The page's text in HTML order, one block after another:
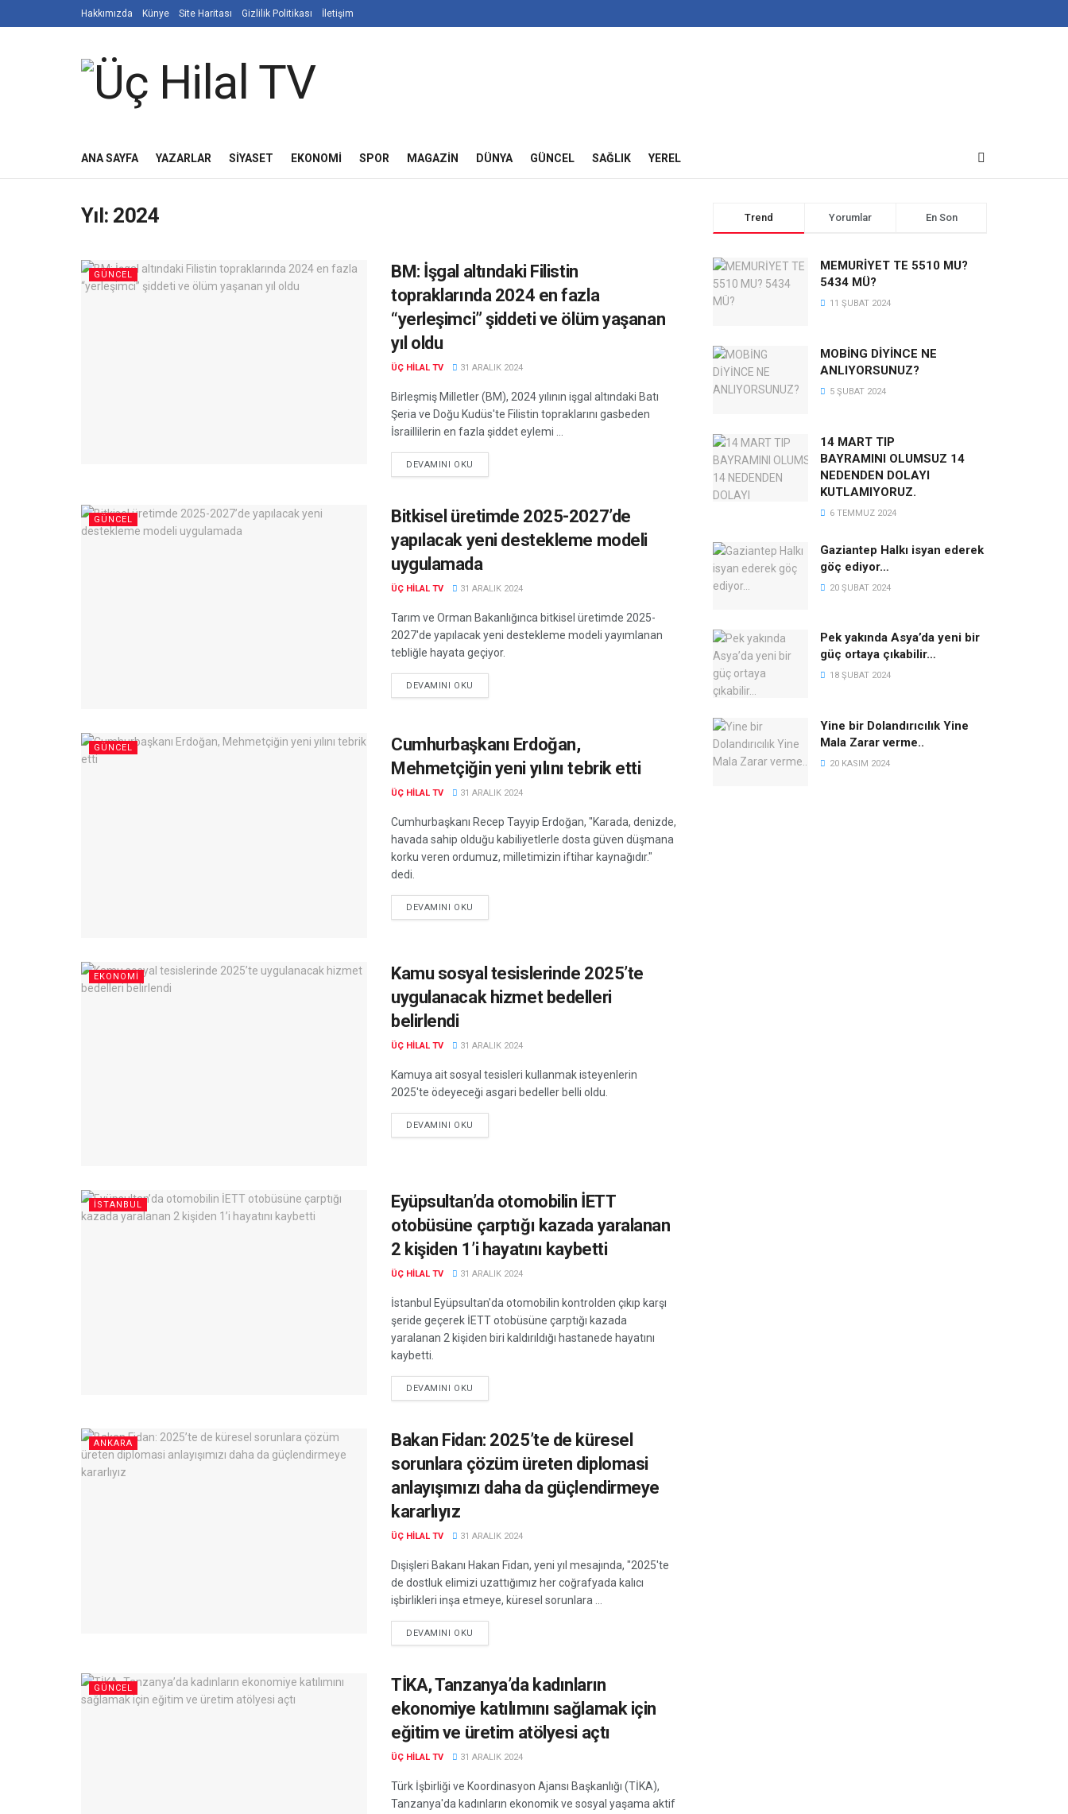
Hakkımızda Künye Site Haritası Gizlilik Politikası İletişim
ANA SAYFA YAZARLAR SIYASET EKONOMI SPOR MAGAZIN DÜNYA GÜNCEL SAĞLIK YEREL
Yıl: 2024
GÜNCEL
BM: İşgal altındaki Filistin
topraklarında 2024 en fazla
“yerleşimci” şiddeti ve ölüm yaşanan
yıl oldu
ÜÇ HILAL TV 31 ARALIK 2024
Birleşmiş Milletler (BM), 2024 yılının işgal altındaki Batı
Şeria ve Doğu Kudüs'te Filistin topraklarını gasbeden
İsraillilerin en fazla şiddet eylemi ...
DEVAMINI OKU
GÜNCEL
Bitkisel üretimde 2025-2027’de
yapılacak yeni destekleme modeli
uygulamada
ÜÇ HILAL TV 31 ARALIK 2024
Tarım ve Orman Bakanlığınca bitkisel üretimde 2025-
2027'de yapılacak yeni destekleme modeli yayımlanan
tebliğle hayata geçiyor.
DEVAMINI OKU
GÜNCEL
Cumhurbaşkanı Erdoğan,
Mehmetçiğin yeni yılını tebrik etti
ÜÇ HILAL TV 31 ARALIK 2024
Cumhurbaşkanı Recep Tayyip Erdoğan, "Karada, denizde,
havada sahip olduğu kabiliyetlerle dosta güven düşmana
korku veren ordumuz, milletimizin iftihar kaynağıdır."
dedi.
DEVAMINI OKU
EKONOMI
Kamu sosyal tesislerinde 2025’te
uygulanacak hizmet bedelleri
belirlendi
ÜÇ HILAL TV 31 ARALIK 2024
Kamuya ait sosyal tesisleri kullanmak isteyenlerin
2025'te ödeyeceği asgari bedeller belli oldu.
DEVAMINI OKU
İSTANBUL
Eyüpsultan’da otomobilin İETT
otobüsüne çarptığı kazada yaralanan
2 kişiden 1’i hayatını kaybetti
ÜÇ HILAL TV 31 ARALIK 2024
İstanbul Eyüpsultan'da otomobilin kontrolden çıkıp karşı
şeride geçerek İETT otobüsüne çarptığı kazada
yaralanan 2 kişiden biri kaldırıldığı hastanede hayatını
kaybetti.
DEVAMINI OKU
ANKARA
Bakan Fidan: 2025’te de küresel
sorunlara çözüm üreten diplomasi
anlayışımızı daha da güçlendirmeye
kararlıyız
ÜÇ HILAL TV 31 ARALIK 2024
Dışişleri Bakanı Hakan Fidan, yeni yıl mesajında, "2025'te
de dostluk elimizi uzattığımız her coğrafyada kalıcı
işbirlikleri inşa etmeye, küresel sorunlara ...
DEVAMINI OKU
GÜNCEL
TİKA, Tanzanya’da kadınların
ekonomiye katılımını sağlamak için
eğitim ve üretim atölyesi açtı
ÜÇ HILAL TV 31 ARALIK 2024
Türk İşbirliği ve Koordinasyon Ajansı Başkanlığı (TİKA),
Tanzanya'da kadınların ekonomik ve sosyal yaşama aktif
Trend Yorumlar En Son
MEMURİYET TE 5510 MU?
5434 MÜ?
11 ŞUBAT 2024
MOBİNG DİYİNCE NE
ANLIYORSUNUZ?
5 ŞUBAT 2024
14 MART TIP
BAYRAMINI OLUMSUZ 14
NEDENDEN DOLAYI
KUTLAMIYORUZ.
6 TEMMUZ 2024
Gaziantep Halkı isyan ederek
göç ediyor…
20 ŞUBAT 2024
Pek yakında Asya’da yeni bir
güç ortaya çıkabilir…
18 ŞUBAT 2024
Yine bir Dolandırıcılık Yine
Mala Zarar verme..
20 KASIM 2024